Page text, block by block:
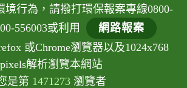
境行為，請撥打環保報案專線0800-
556003或利用
網路報案
或Chrome瀏覽器以及1024x768
pixels解析瀏覽本網站
是第 1471273瀏覽者